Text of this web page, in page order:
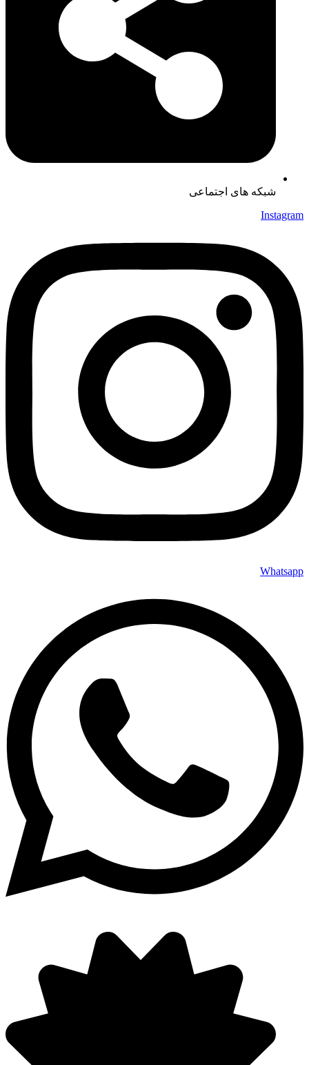
شبکه های اجتماعی
Instagram
Whatsapp